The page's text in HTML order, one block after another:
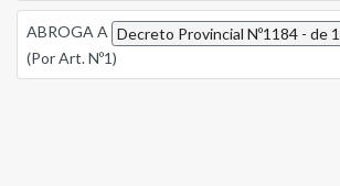
ABROGA A Decreto Provincial Nº1184 - de
(Por Art. Nº1)